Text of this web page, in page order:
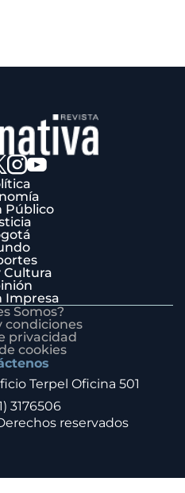
Público
Cultura
Impresa
Somos?
condiciones
privacidad
cookies
Terpel Oficina 501
3176506
reservados